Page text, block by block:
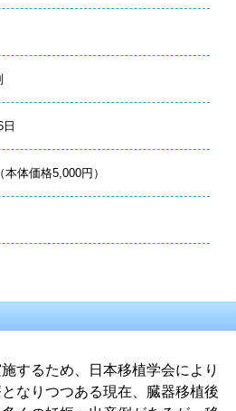
体価格5,000円）
するため、日本移植学会により
なりつつある現在、臓器移植後